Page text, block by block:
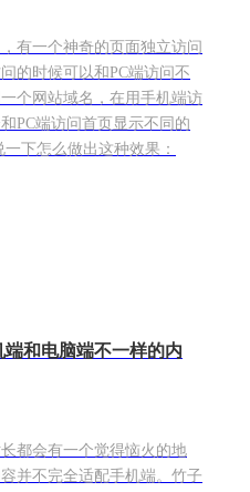
有一个神奇的页面独立访问
的时候可以和PC端访问不
个网站域名，在用手机端访
PC端访问首页显示不同的
下怎么做出这种效果：
和电脑端不一样的内
都会有一个觉得恼火的地
并不完全适配手机端。竹子